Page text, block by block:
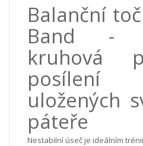
Balanční
Band -
kruhová
posílení
uložených
páteře
Nestabilní úseč je ideálním